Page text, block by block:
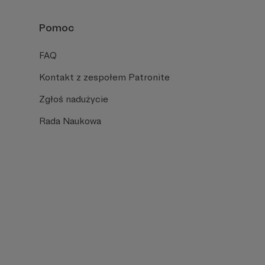
Pomoc
FAQ
Kontakt z zespołem Patronite
Zgłoś nadużycie
Rada Naukowa